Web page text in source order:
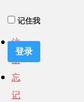
记住我
注
册
忘
记